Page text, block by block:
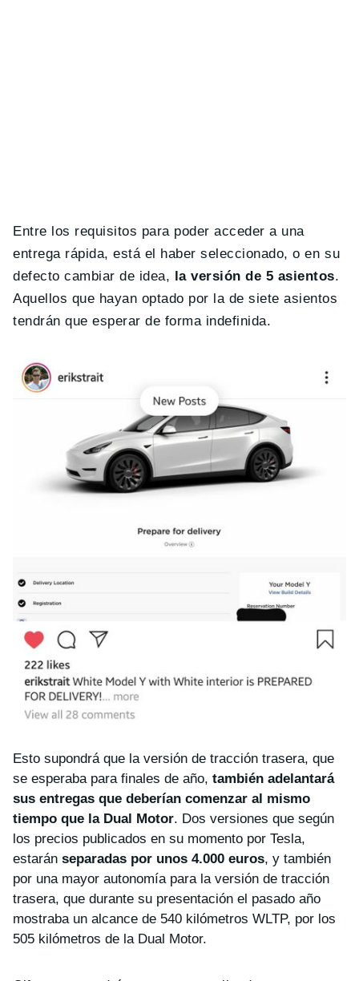
Entre los requisitos para poder acceder a una
entrega rápida, está el haber seleccionado, o en su
defecto cambiar de idea,
la versión de 5 asientos.
Aquellos que hayan optado por la de siete asientos
tendrán que esperar de forma indefinida.
Esto supondrá que la versión de tracción trasera, que
se esperaba para finales de año, también adelantará
sus entregas que deberían comenzar al mismo
tiempo que la Dual Motor. Dos versiones que según
los precios publicados en su momento por Tesla,
estarán separadas por unos 4.000 euros, y también
por una mayor autonomía para la versión de tracción
trasera, que durante su presentación el pasado año
mostraba un alcance de 540 kilómetros WLTP, por los
505 kilómetros de la Dual Motor.